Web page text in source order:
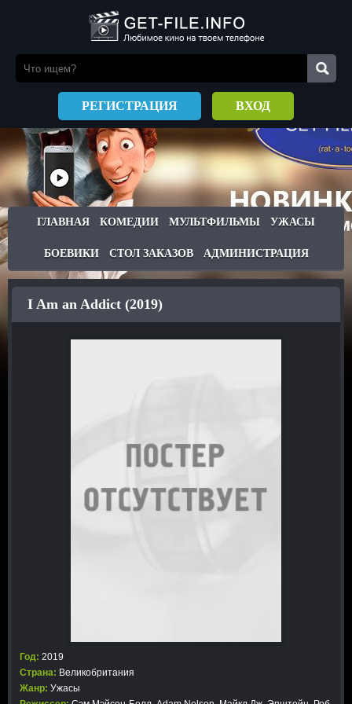
РЕГИСТРАЦИЯ ВХОД
ГЛАВНАЯ КОМЕДИИ МУЛЬТФИЛЬМЫ УЖАСЫ
БОЕВИКИ СТОЛ ЗАКАЗОВ АДМИНИСТРАЦИЯ
I Am an Addict (2019)
Год: 2019
Страна: Великобритания
Жанр: Ужасы